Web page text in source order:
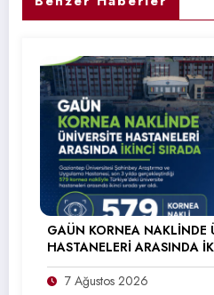
GAÜN KORNEA NAKLİNDE
HASTANELERİ ARASINDA
7 Ağustos 2026